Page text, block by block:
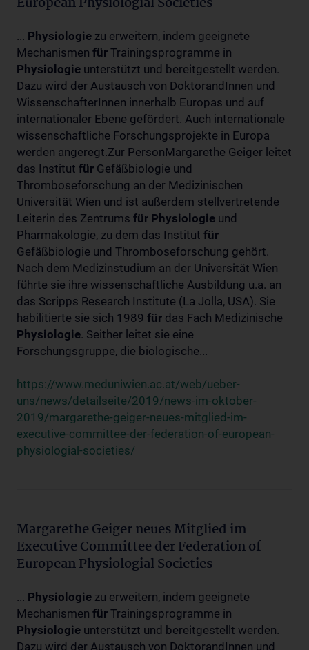
... Physiologie zu erweitern, indem geeignete
Mechanismen für Trainingsprogramme in
Physiologie unterstützt und bereitgestellt werden.
Dazu wird der Austausch von DoktorandInnen und
WissenschafterInnen innerhalb Europas und auf
internationaler Ebene gefördert. Auch internationale
wissenschaftliche Forschungsprojekte in Europa
werden angeregt.Zur PersonMargarethe Geiger leitet
das Institut für Gefäßbiologie und
Thromboseforschung an der Medizinischen
Universität Wien und ist außerdem stellvertretende
Leiterin des Zentrums für Physiologie und
Pharmakologie, zu dem das Institut für
Gefäßbiologie und Thromboseforschung gehört.
Nach dem Medizinstudium an der Universität Wien
führte sie ihre wissenschaftliche Ausbildung u.a. an
das Scripps Research Institute (La Jolla, USA). Sie
habilitierte sie sich 1989 für das Fach Medizinische
Physiologie. Seither leitet sie eine
Forschungsgruppe, die biologische...
https://www.meduniwien.ac.at/web/ueber-
uns/news/detailseite/2019/news-im-oktober-
2019/margarethe-geiger-neues-mitglied-im-
executive-committee-der-federation-of-european-
physiologial-societies/
Margarethe Geiger neues Mitglied im
Executive Committee der Federation of
European Physiologial Societies
... Physiologie zu erweitern, indem geeignete
Mechanismen für Trainingsprogramme in
Physiologie unterstützt und bereitgestellt werden.
Dazu wird der Austausch von DoktorandInnen und